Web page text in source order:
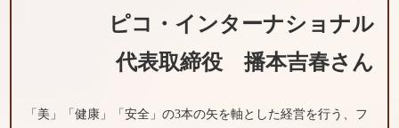
ピコ・インターナショナル
代表取締役 播本吉春さん
「美」「健康」「安全」の3本の矢を軸とした経営を行う、フ